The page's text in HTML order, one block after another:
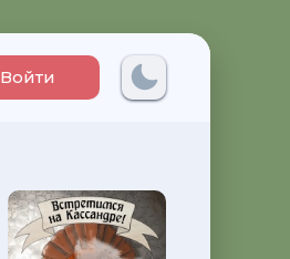
Войти